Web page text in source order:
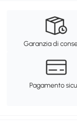
Garanzia di
Pagamento